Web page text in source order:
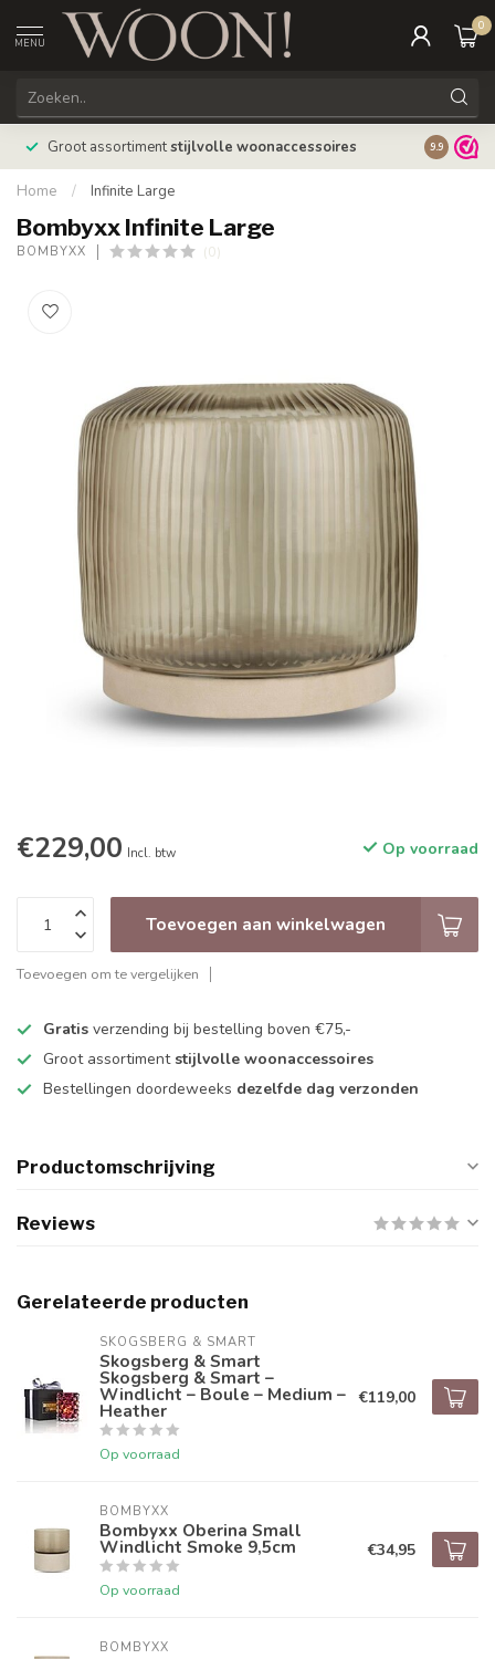
MENU
0
Groot assortimentstijlvolle woonaccessoires 9.9
Home / Infinite Large
Bombyxx Infinite Large
BOMBYXX (0)
€229,00 Incl. btw Op voorraad
Toevoegen aan winkelwagen
Toevoegen om te vergelijken
Gratis verzending bij bestelling boven €75,-
Groot assortiment stijlvolle woonaccessoires
Bestellingen doordeweeks dezelfde dag verzonden
Productomschrijving
Reviews
Gerelateerde producten
SKOGSBERG & SMART
Skogsberg & Smart
Skogsberg & Smart –
Windlicht – Boule – Medium –
Heather
Op voorraad
€119,00
BOMBYXX
Bombyxx Oberina Small
Windlicht Smoke 9,5cm
Op voorraad
€34,95
BOMBYXX